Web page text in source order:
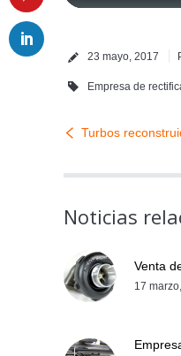
23 mayo, 2017
Empresa de
Turbos
Noticias
Venta
17